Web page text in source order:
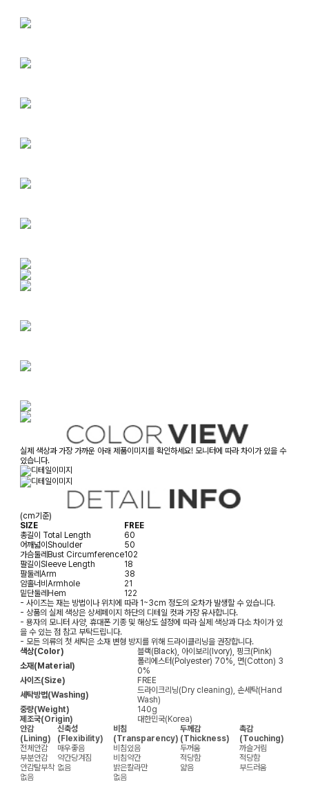
실제 색상과 가장 가까운 아래 제품이미지를 확인하세요! 모니터에 따라 차이가 있을 수
있습니다.
(cm기준)
SIZE
FREE
총길이 Total Length
60
어깨넓이Shoulder
50
가슴둘레Bust Circumference102
팔길이Sleeve Length
18
팔둘레Arm
38
암홀너비Armhole
21
밑단둘레Hem
122
- 사이즈는 재는 방법이나 위치에 따라 1~3cm 정도의 오차가 발생할 수 있습니다.
- 상품의 실제 색상은 상세페이지 하단의 디테일 컷과 가장 유사합니다.
- 용자의 모니터 사양, 휴대폰 기종 및 해상도 설정에 따라 실제 색상과 다소 차이가 있
을 수 있는 점 참고 부탁드립니다.
- 모든 의류의 첫 세탁은 소재 변형 방지를 위해 드라이클리닝을 권장합니다.
색상(Color)
블랙(Black), 아이보리(Ivory), 핑크(Pink)
소재(Material)
폴리에스터(Polyester) 70%, 면(Cotton) 3
0%
사이즈(Size)
FREE
세탁방법(Washing)
드라이크리닝(Dry cleaning), 손세탁(Hand
Wash)
중량(Weight)
140g
제조국(Origin)
대한민국(Korea)
안감
(Lining)
신축성
(Flexibility)
비침
(Transparency)
두께감
(Thickness)
촉감
(Touching)
전체안감
매우좋음 비침있음 두꺼움
까슬거림
부분안감
약간당겨짐 비침약간 적당함
적당함
안감탈부착 없음 밝은칼라만 얇음
부드러움
없음
없음